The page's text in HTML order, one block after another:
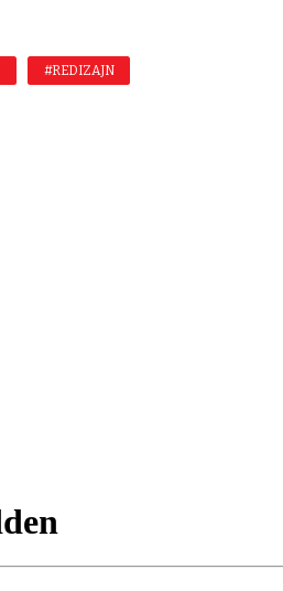
#REDIZAJN